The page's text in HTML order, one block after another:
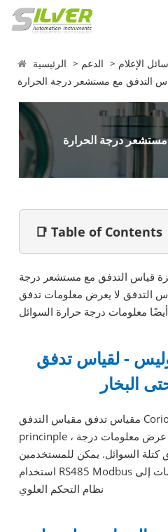
الرئيسية الدعم الإعلام
التدفق مع مستشعر درجة الحرارة
درجة الحرارة
📑 Table of Contents
من أجهزة قياس التدفق مع مستشعر درجة
التدفق لا يعرض معلومات تدفق
- لقياس تدفق
البخار
مقياس تدفق مقياس التدفق Coriolis يعمل على Coriolis
princinple ، وله شاشة رقمية يمكنها عرض معلومات درجة
كتلة السوائل. يمكن للمستخدمين
استخدام RS485 Modbus لنقل جميع المعلومات إلى PLC أو
نظام التحكم العلوي